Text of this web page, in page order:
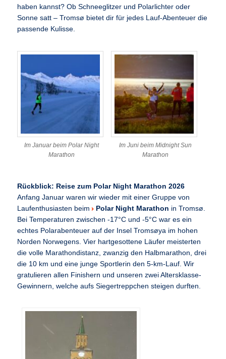
haben kannst? Ob Schneeglitzer und Polarlichter oder
Sonne satt – Tromsø bietet dir für jedes Lauf-Abenteuer die
passende Kulisse.
Im Januar beim Polar Night
Marathon
Im Juni beim Midnight Sun
Marathon
Rückblick: Reise zum Polar Night Marathon 2026
Anfang Januar waren wir wieder mit einer Gruppe von
Laufenthusiasten beim Polar Night Marathon in Tromsø.
Bei Temperaturen zwischen -17°C und -5°C war es ein
echtes Polarabenteuer auf der Insel Tromsøya im hohen
Norden Norwegens. Vier hartgesottene Läufer meisterten
die volle Marathondistanz, zwanzig den Halbmarathon, drei
die 10 km und eine junge Sportlerin den 5-km-Lauf. Wir
gratulieren allen Finishern und unseren zwei Altersklasse-
Gewinnern, welche aufs Siegertreppchen steigen durften.